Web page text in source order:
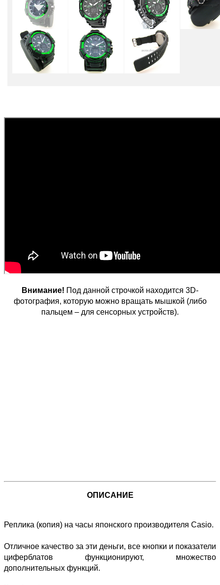
Внимание! Под данной строчкой находится 3D-
фотография, которую можно вращать мышкой (либо
пальцем – для сенсорных устройств).
ОПИСАНИЕ
Реплика (копия) на часы японского производителя Cаsiо.
Отличное качество за эти деньги, все кнопки и показатели
циферблатов функционируют, множество
дополнительных функций.